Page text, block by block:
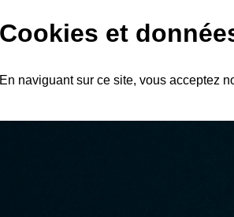
Cookies et
En naviguant sur ce site, vous acceptez